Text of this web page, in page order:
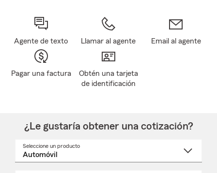
Agente de texto Llamar al agente Email al agente
Pagar una factura
Obtén una tarjeta
de identificación
¿Le gustaría obtener una cotización?
Seleccione un producto